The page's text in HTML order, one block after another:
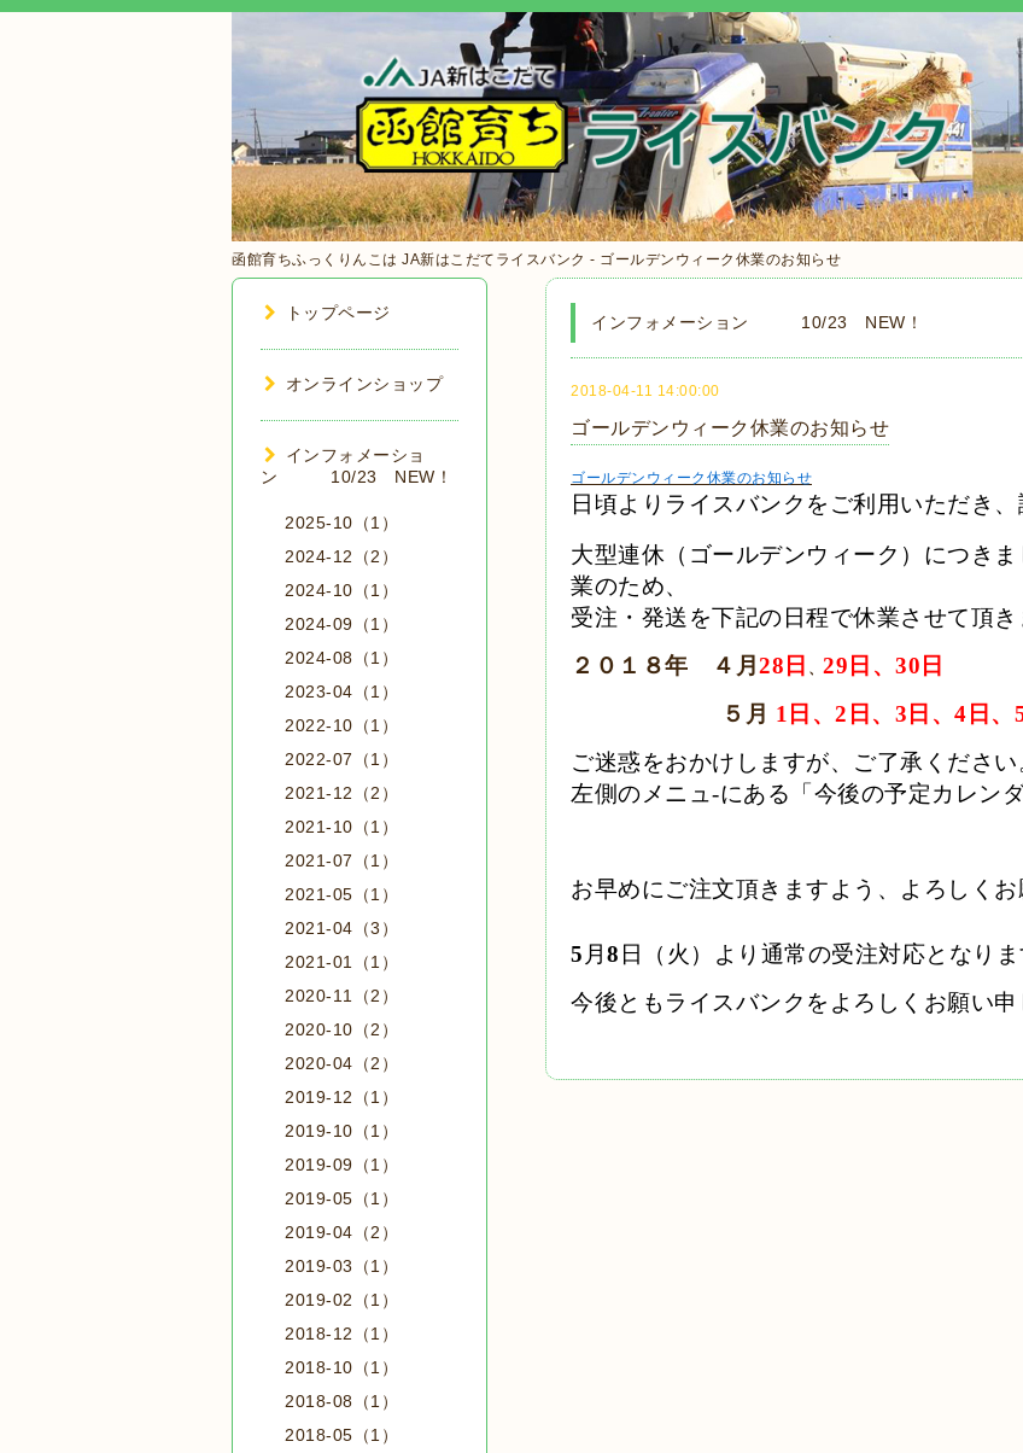
函館育ちふっくりんこは JA新はこだてライスバンク - ゴールデンウィーク休業のお知らせ
インフォメーション 10/23 NEW！
2018-04-11 14:00:00
ゴールデンウィーク休業のお知らせ
ゴールデンウィーク休業のお知らせ
日頃より ライスバンクをご利用いただき
大型連休（ゴールデンウィーク）につき
業のため、
受注・発送を下記の日程で休業させて頂き
２０１８年 ４月 28 日 、 29 日、 30 日
５月 1 日、 2 日、 3 日、 4 日、
ご迷惑をおかけしますが、ご了承ください
左側のメニュ -にある「今後の予定カレン
お早めにご注文頂きますよう、よろしくお
5 月 8 日（火）より通常の受注対応となりま
今後ともライスバンクをよろしくお願い申
トップページ
オンラインショップ
インフォメーショ
ン 10/23 NEW！
2025-10（1）
2024-12（2）
2024-10（1）
2024-09（1）
2024-08（1）
2023-04（1）
2022-10（1）
2022-07（1）
2021-12（2）
2021-10（1）
2021-07（1）
2021-05（1）
2021-04（3）
2021-01（1）
2020-11（2）
2020-10（2）
2020-04（2）
2019-12（1）
2019-10（1）
2019-09（1）
2019-05（1）
2019-04（2）
2019-03（1）
2019-02（1）
2018-12（1）
2018-10（1）
2018-08（1）
2018-05（1）